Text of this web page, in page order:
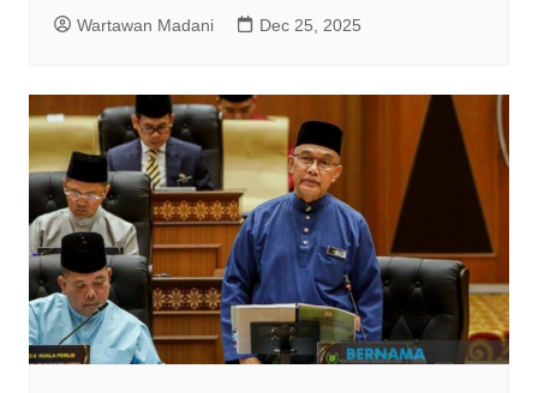
Wartawan Madani Dec 25, 2025